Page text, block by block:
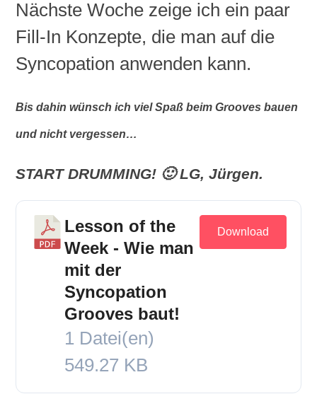
Nächste Woche zeige ich ein paar
Fill-In Konzepte, die man auf die
Syncopation anwenden kann.
Bis dahin wünsch ich viel Spaß beim Grooves bauen
und nicht vergessen…
START DRUMMING! 🙂 LG, Jürgen.
Lesson of the
Week - Wie man
mit der
Syncopation
Grooves baut!
1 Datei(en)
549.27 KB
Download